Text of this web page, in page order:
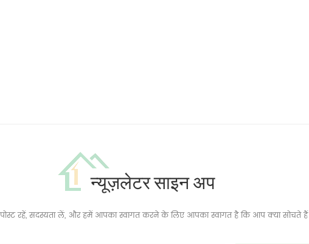
न्यूज़लेटर साइन अप
रहें, सदस्यता लें, और हमें आपका स्वागत करने के लिए आपका स्वागत है कि आप क्या सोचते हैं